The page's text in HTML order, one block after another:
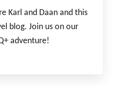
Karl and Daan and this
blog. Join us on our
adventure!